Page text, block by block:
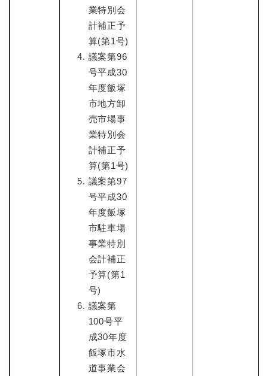
業特別会
計補正予
算(第1号)
議案第96
号平成30
年度飯塚
市地方卸
売市場事
業特別会
計補正予
算(第1号)
議案第97
号平成30
年度飯塚
市駐車場
事業特別
会計補正
予算(第1
号)
議案第
100号平
成30年度
飯塚市水
道事業会